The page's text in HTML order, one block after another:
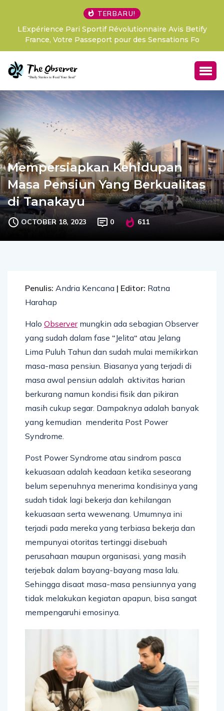
TERBARU!
LExpérience Pari Sportif Révolutionnaire Avis Betify
France, Votre Passeport pour des Sensations Fo
Mempersiapkan Kehidupan
Masa Pensiun Yang Berkualitas
di Tanakayu
OCTOBER 18, 2023 0 611
Penulis: Andria Kencana | Editor: Ratna
Harahap
Halo Observermungkin ada sebagian Observer
yang sudah dalam fase “Jelita“ atau Jelang
Lima Puluh Tahun dan sudah mulai memikirkan
masa-masa pensiun. Biasanya yang terjadi di
masa awal pensiun adalah aktivitas harian
berkurang namun kondisi fisik dan pikiran
masih cukup segar. Dampaknya adalah banyak
yang kemudian menderita Post Power
Syndrome.
Post Power Syndrome atau sindrom pasca
kekuasaan adalah keadaan ketika seseorang
belum sepenuhnya menerima kondisinya yang
sudah tidak lagi bekerja dan kehilangan
kekuasaan serta wewenang. Umumnya ini
terjadi pada mereka yang terbiasa bekerja dan
mempunyai otoritas tertinggi disebuah
perusahaan maupun organisasi, yang masih
terjebak dalam bayang-bayang masa lalu.
Sehingga disaat masa-masa pensiunnya yang
tidak melakukan kegiatan apapun, bisa sangat
mempengaruhi emosinya.